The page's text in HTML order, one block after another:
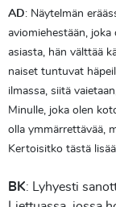
AD: Näytelmän
aviomiehestään,
asiasta, hän välttää
naiset tuntuvat
ilmassa, siitä
Minulle, joka olen
olla ymmärrettävää,
Kertoisitko tästä
BK: Lyhyesti